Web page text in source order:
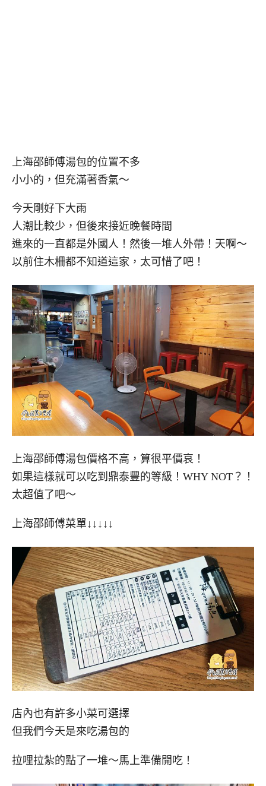
上海邵師傅湯包的位置不多
小小的，但充滿著香氣～
今天剛好下大雨
人潮比較少，但後來接近晚餐時間
進來的一直都是外國人！然後一堆人外帶！天啊～
以前住木柵都不知道這家，太可惜了吧！
上海邵師傅湯包價格不高，算很平價哀！
如果這樣就可以吃到鼎泰豐的等級！WHY NOT？！
太超值了吧～
上海邵師傅菜單↓↓↓↓↓
店內也有許多小菜可選擇
但我們今天是來吃湯包的
拉哩拉紮的點了一堆～馬上準備開吃！